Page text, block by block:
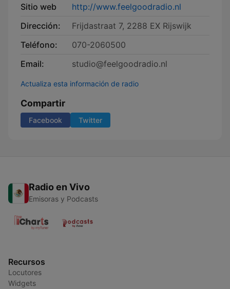
Sitio web
http://www.feelgoodradio.nl
Dirección:
Frijdastraat 7, 2288 EX Rijswijk
Teléfono:
070-2060500
Email:
studio@feelgoodradio.nl
Actualiza esta información de radio
Compartir
Facebook Twitter
Radio en Vivo
Emisoras y Podcasts
Recursos
Locutores
Widgets